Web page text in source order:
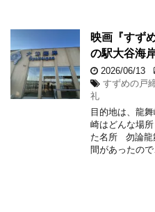
映画『すず
の駅大谷海
2026/06/13
すずめの戸
礼
目的地は、龍
崎はどんな場
た名所 勿論龍
間があったの